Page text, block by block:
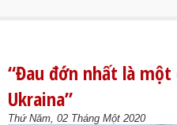
“Đau đớn nhất là một
Ukraina”
Thứ Năm, 02 Tháng Một 2020